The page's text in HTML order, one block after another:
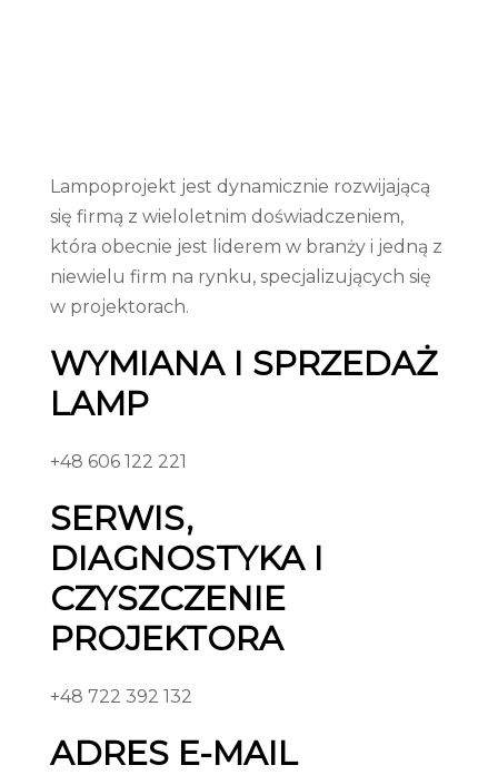
Lampoprojekt jest dynamicznie rozwijającą
się firmą z wieloletnim doświadczeniem,
która obecnie jest liderem w branży i jedną z
niewielu firm na rynku, specjalizujących się
w projektorach.
WYMIANA I SPRZEDAŻ
LAMP
+48 606 122 221
SERWIS,
DIAGNOSTYKA I
CZYSZCZENIE
PROJEKTORA
+48 722 392 132
ADRES E-MAIL